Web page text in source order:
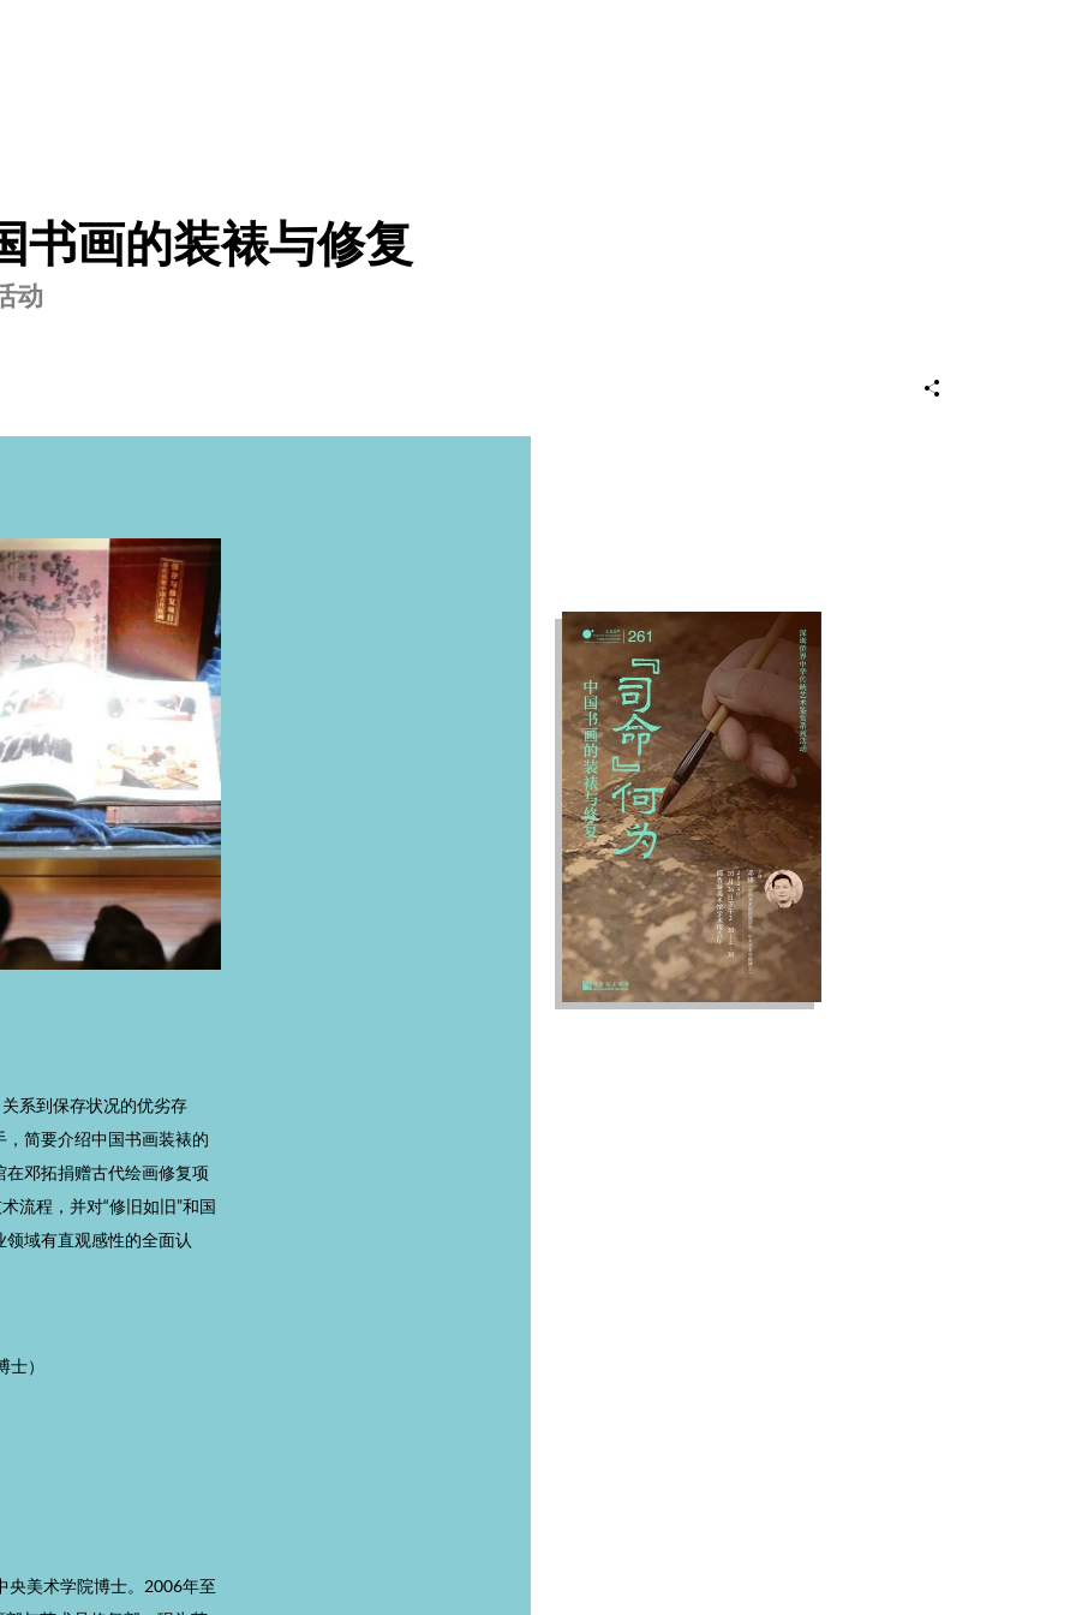
书画的装裱与修复
动
系到保存状况的优劣存
简要介绍中国书画装裱的
邓拓捐赠古代绘画修复项
流程，并对“修旧如旧”和国
域有直观感性的全面认
）
央美术学院博士。2006年至